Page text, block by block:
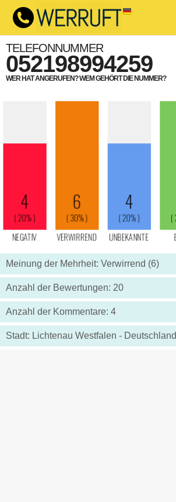
TELEFONNUMMER
052198994259
WER HAT ANGERUFEN? WEM GEHÖRT DIE NUMMER?
Meinung der Mehrheit: Verwirrend (6)
Anzahl der Bewertungen: 20
Anzahl der Kommentare: 4
Stadt: Lichtenau Westfalen - Deutschland